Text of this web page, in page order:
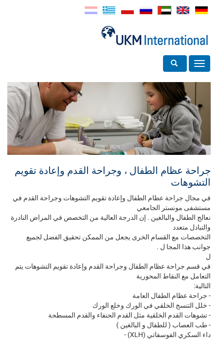
Toggle search
Toggle
navigation
جراحة عظام الطفال ، وجراحة القدم وإعادة تقويم
التشوهات
في مجال جراحة عظام الطفال وإعادة تقويم التشوهات وجراحة القدم في
مستشفى مونستر الجامعي
نعالج الطفال والبالغين . إن الدرجة العالية من التخصص في المراض النادرة
والتبادل متعدد
التخصصات مع القسام الخرى يجعل من الممكن تحقيق الفضل لجميع
جوانب هذا المجا ل .
ل
في قسم جراحة عظام الطفال وجراحة القدم وإعادة تقويم التشوهات يتم
التعامل مع النقاط المحورية
التالية:
- جراحة عظام الطفال العامة
- خلل التنسج الخلقي في الورك وخلع الورك
- تشوهات القدم الخلقية مثل القدم الحنفاء والقدم المسطحة
- طب العصاب ( للطفال و البالغين )
داء السكري الفوسفاتي (XLH) -